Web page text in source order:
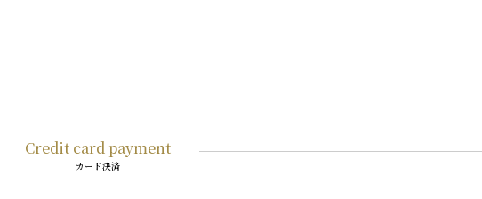
Credit card payment
カード決済